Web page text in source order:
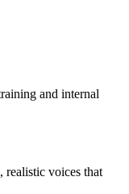
and internal
realistic voices that